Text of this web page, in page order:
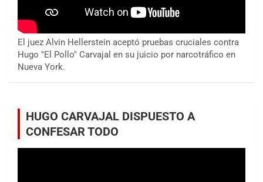
El juez Alvin Hellerstein aceptó pruebas cruciales contra
Hugo "El Pollo" Carvajal en su juicio por narcotráfico en
Nueva York.
HUGO CARVAJAL DISPUESTO A
CONFESAR TODO